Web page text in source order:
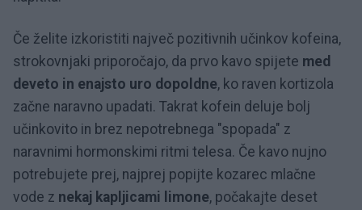
Če želite izkoristiti največ pozitivnih učinkov kofeina,
strokovnjaki priporočajo, da prvo kavo spijete med
deveto in enajsto uro dopoldne, ko raven kortizola
začne naravno upadati. Takrat kofein deluje bolj
učinkovito in brez nepotrebnega "spopada" z
naravnimi hormonskimi ritmi telesa. Če kavo nujno
potrebujete prej, najprej popijte kozarec mlačne
vode z nekaj kapljicami limone, počakajte deset